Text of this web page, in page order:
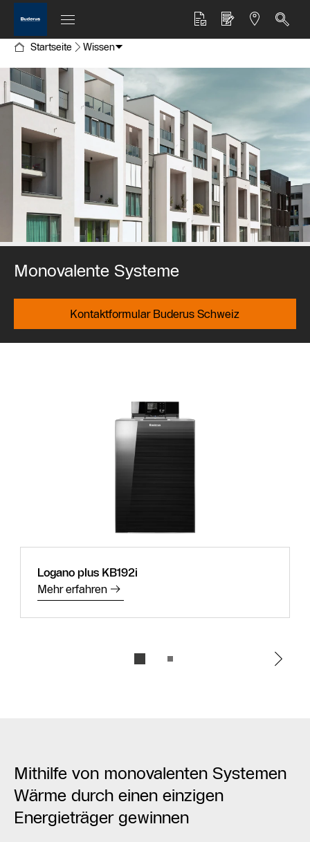
Startseite Wissen
Monovalente Systeme
Kontaktformular Buderus Schweiz
Logano plus KB192i
Mehr erfahren
Mithilfe von monovalenten Systemen
Wärme durch einen einzigen
Energieträger gewinnen